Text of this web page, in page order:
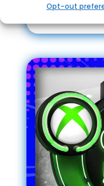
Opt-outCanal